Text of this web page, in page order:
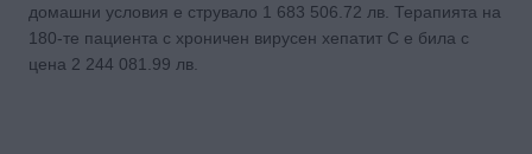
домашни условия е струвало 1 683 506.72 лв. Терапията на
180-те пациента с хроничен вирусен хепатит С е била с
цена 2 244 081.99 лв.